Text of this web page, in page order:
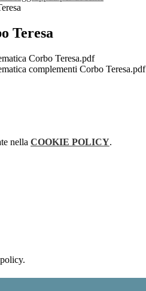
Teresa
Corbo Teresa.pdf
complementi Corbo Teresa.pdf
nella COOKIE POLICY.